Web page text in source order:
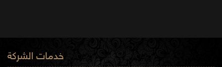
خدمات الشركة